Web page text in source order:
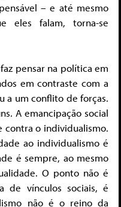
– e até mesmo
eles falam, torna-se
pensar na política em
em contraste com a
a um conflito de forças.
A emancipação social
contra o individualismo.
ao individualismo é
é sempre, ao mesmo
O ponto não é
de vínculos sociais, é
não é o reino da